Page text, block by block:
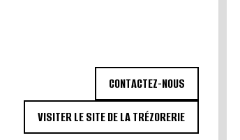
CONTACTEZ-NOUS
VISITER LE SITE DE LA TRÉZORERIE